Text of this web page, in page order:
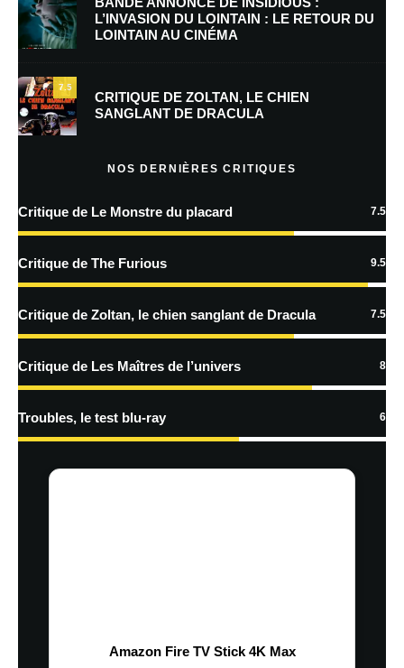
Enregistrer mon nom, mon e-mail et mon site dans le navigateur pour
mon prochain commentaire.
Prévenez-moi de tous les nouveaux commentaires par e-mail.
Prévenez-moi de tous les nouveaux articles par e-mail.
En savoir
traitées
L’INVASION DU LOINTAIN : LE RETOUR DU
LOINTAIN AU CINÉMA
7.5
CRITIQUE DE ZOLTAN, LE CHIEN
SANGLANT DE DRACULA
NOS DERNIÈRES CRITIQUES
Critique de Le Monstre du placard 7.5
Critique de The Furious 9.5
Critique de Zoltan, le chien sanglant de Dracula 7.5
Critique de Les Maîtres de l’univers 8
Troubles, le test blu-ray 6
Amazon Fire TV Stick 4K Max